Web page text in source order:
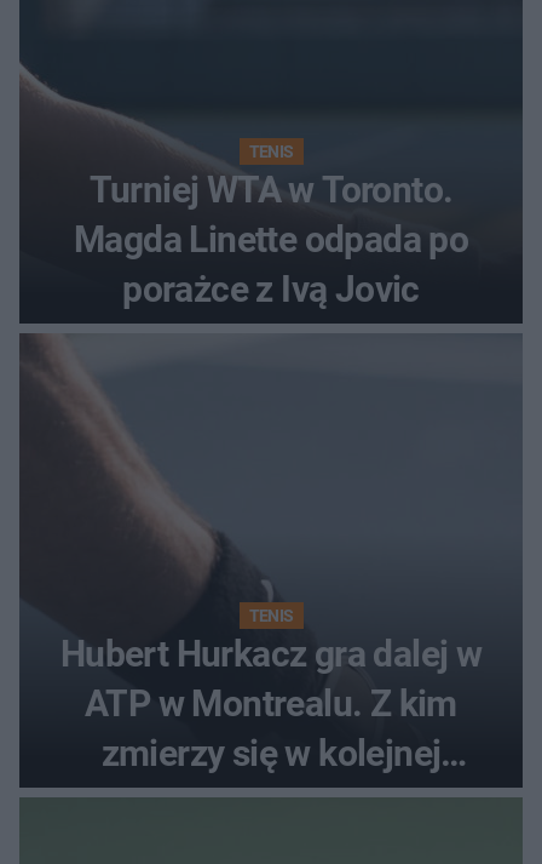
TENIS
Turniej WTA w Toronto.
Magda Linette odpada po
porażce z Ivą Jovic
TENIS
Hubert Hurkacz gra dalej w
ATP w Montrealu. Z kim
zmierzy się w kolejnej
rundzie?